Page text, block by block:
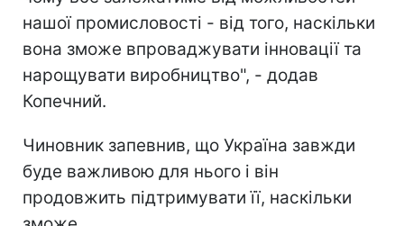
нашої промисловості - від того, наскільки
вона зможе впроваджувати інновації та
нарощувати виробництво", - додав
Копечний.
Чиновник запевнив, що Україна завжди
буде важливою для нього і він
продовжить підтримувати її, наскільки